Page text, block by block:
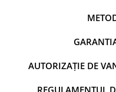
AUTORIZAȚIE DE
REGULAMENTUL